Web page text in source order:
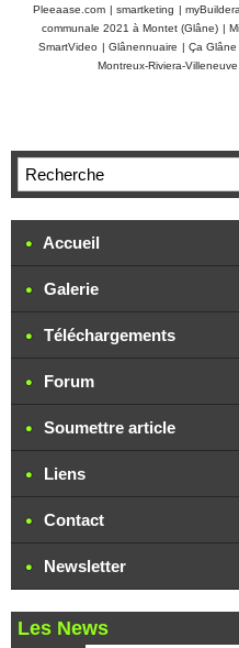
Pleeaase.com | smartketing |
communale 2021 à Montet (Glâne) |
SmartVideo | Glânennuaire | Ça
Montreux-Riviera-Villeneuve
Accueil
Galerie
Téléchargements
Forum
Soumettre article
Liens
Contact
Newsletter
Les News